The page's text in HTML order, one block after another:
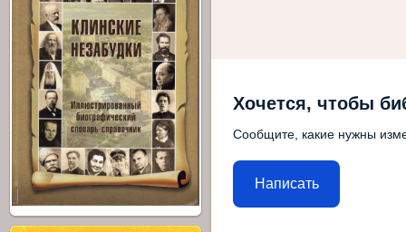
Хочется, чтобы
Сообщите, какие нужны
Написать